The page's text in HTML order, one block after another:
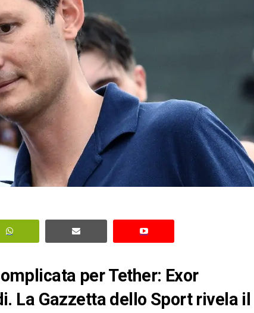
per Tether: Exor
La Gazzetta dello Sport rivela il